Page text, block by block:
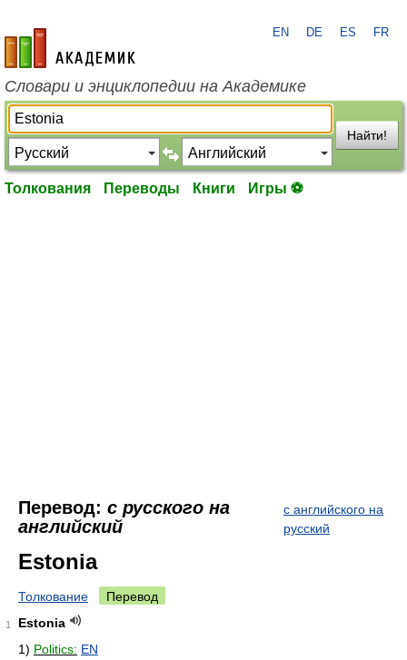
academic.ru
EN DE ES FR
Словари и энциклопедии на Академике
Найти!
Толкования Переводы Книги Игры ⚽
Перевод: с русского на
английский
с английского на
русский
Estonia
Толкование Перевод
1
Estonia
1) Politics: EN